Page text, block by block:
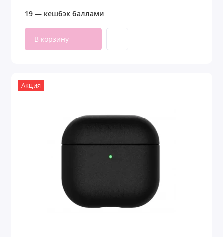
19 — кешбэк баллами
В корзину
Акция